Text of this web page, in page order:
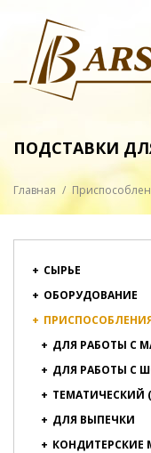
ПОДСТАВКИ
Главная /
+ СЫРЬЕ
+ ОБОРУДОВАНИЕ
+
+ ДЛЯ РАБОТЫ С
+ ДЛЯ РАБОТЫ С
+ ТЕМАТИЧЕСКИЙ
+ ДЛЯ ВЫПЕЧКИ
+ КОНДИТЕРСКИЕ